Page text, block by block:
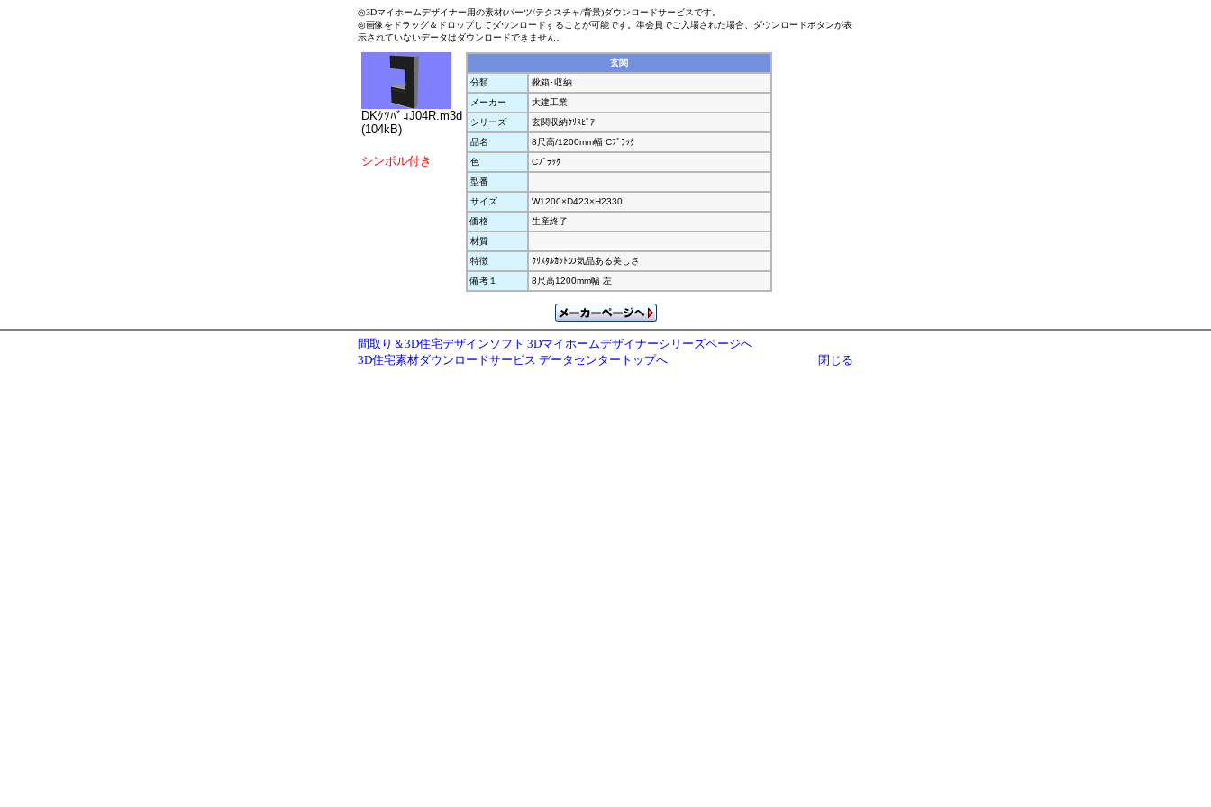
◎3Dマイホームデザイナー用の素材(パーツ/テクスチャ/背景)ダウンロードサービスです。
◎画像をドラッグ＆ドロップしてダウンロードすることが可能です。準会員でご入場された場合、ダウンロードボタンが表
示されていないデータはダウンロードできません。
DKｸﾂﾊﾞｺJ04R.m3d
(104kB)
シンボル付き
玄関
分類
靴箱･収納
メーカー
大建工業
シリーズ
玄関収納ｸﾘｽﾋﾟｱ
品名
8尺高/1200mm幅 Cﾌﾞﾗｯｸ
色
Cﾌﾞﾗｯｸ
型番
サイズ
W1200×D423×H2330
価格
生産終了
材質
特徴
ｸﾘｽﾀﾙｶｯﾄの気品ある美しさ
備考１
8尺高1200mm幅 左
間取り＆3D住宅デザインソフト 3Dマイホームデザイナーシリーズページへ
3D住宅素材ダウンロードサービス データセンタートップへ
閉じる